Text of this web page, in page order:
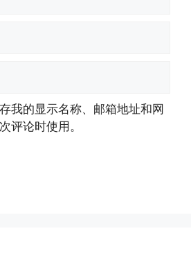
我的显示名称、邮箱地址和网
评论时使用。